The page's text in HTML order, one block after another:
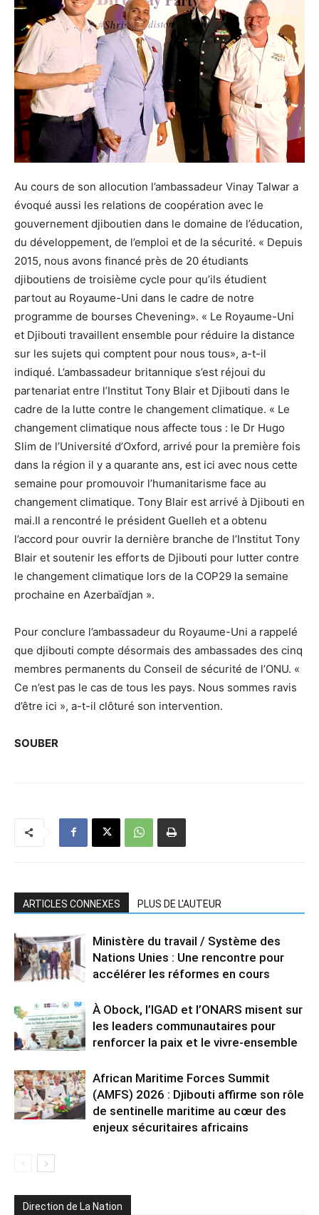
Au cours de son allocution l’ambassadeur Vinay Talwar a
évoqué aussi les relations de coopération avec le
gouvernement djiboutien dans le domaine de l’éducation,
du développement, de l’emploi et de la sécurité. « Depuis
2015, nous avons financé près de 20 étudiants
djiboutiens de troisième cycle pour qu’ils étudient
partout au Royaume-Uni dans le cadre de notre
programme de bourses Chevening». « Le Royaume-Uni
et Djibouti travaillent ensemble pour réduire la distance
sur les sujets qui comptent pour nous tous», a-t-il
indiqué. L’ambassadeur britannique s’est réjoui du
partenariat entre l’Institut Tony Blair et Djibouti dans le
cadre de la lutte contre le changement climatique. « Le
changement climatique nous affecte tous : le Dr Hugo
Slim de l’Université d’Oxford, arrivé pour la première fois
dans la région il y a quarante ans, est ici avec nous cette
semaine pour promouvoir l’humanitarisme face au
changement climatique. Tony Blair est arrivé à Djibouti en
mai.Il a rencontré le président Guelleh et a obtenu
l’accord pour ouvrir la dernière branche de l’Institut Tony
Blair et soutenir les efforts de Djibouti pour lutter contre
le changement climatique lors de la COP29 la semaine
prochaine en Azerbaïdjan ».
Pour conclure l’ambassadeur du Royaume-Uni a rappelé
que djibouti compte désormais des ambassades des cinq
membres permanents du Conseil de sécurité de l’ONU. «
Ce n’est pas le cas de tous les pays. Nous sommes ravis
d’être ici », a-t-il clôturé son intervention.
SOUBER
ARTICLES CONNEXES PLUS DE L'AUTEUR
Ministère du travail / Système des
Nations Unies : Une rencontre pour
accélérer les réformes en cours
À Obock, l’IGAD et l’ONARS misent sur
les leaders communautaires pour
renforcer la paix et le vivre-ensemble
African Maritime Forces Summit
(AMFS) 2026 : Djibouti affirme son rôle
de sentinelle maritime au cœur des
enjeux sécuritaires africains
Direction de La Nation